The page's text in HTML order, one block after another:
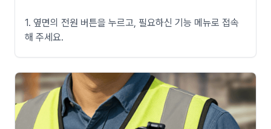
1. 옆면의 전원 버튼을 누르고, 필요하신 기능 메뉴로 접속
해 주세요.